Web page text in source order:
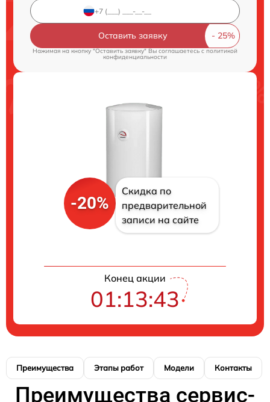
Оставить заявку
Нажимая на кнопку "Оставить заявку" Вы соглашаетесь c политикой
конфиденциальности
-20%
Скидка по
предварительной
записи на сайте
Конец акции
01:13:43
Преимущества Этапы работ Модели Контакты
Преимущества сервис-